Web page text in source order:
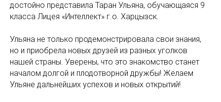
достойно представила Таран Ульяна, обучающаяся 9
класса Лицея «Интеллект» г.о. Харцызск.
Ульяна не только продемонстрировала свои знания,
но и приобрела новых друзей из разных уголков
нашей страны. Уверены, что это знакомство станет
началом долгой и плодотворной дружбы! Желаем
Ульяне дальнейших успехов и новых открытий!